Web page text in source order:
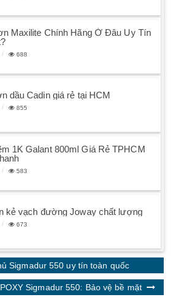
Maxilite Chính Hãng Ở Đâu Uy Tín
688
dầu Cadin giá rẻ tại HCM
855
1K Galant 800ml Giá Rẻ TPHCM
583
kẻ vạch đường Joway chất lượng
673
Sigmadur 550 uy tín toàn quốc
Sigmadur 550: Bảo vệ bề mặt